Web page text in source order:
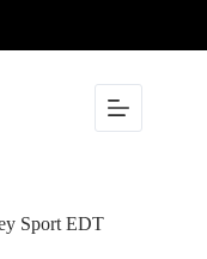
Sport EDT